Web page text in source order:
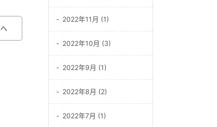
2022年11月 (1)
2022年10月 (3)
2022年9月 (1)
2022年8月 (2)
2022年7月 (1)